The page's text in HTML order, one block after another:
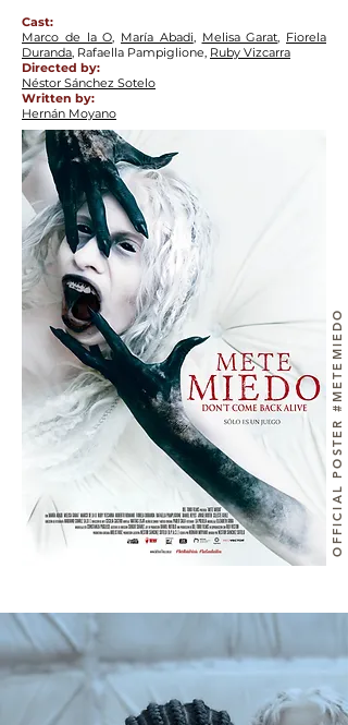
Cast:
Marco de la O, María Abadi, Melisa Garat, Fiorela
Duranda, Rafaella Pampiglione, Ruby Vizcarra
Directed by:
Néstor Sánchez Sotelo
Written by:
Hernán Moyano
OFFICIAL POSTER #METEMIEDO